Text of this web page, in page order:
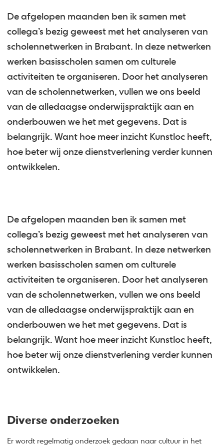
De afgelopen maanden ben ik samen met
collega’s bezig geweest met het analyseren van
scholennetwerken in Brabant. In deze netwerken
werken basisscholen samen om culturele
activiteiten te organiseren. Door het analyseren
van de scholennetwerken, vullen we ons beeld
van de alledaagse onderwijspraktijk aan en
onderbouwen we het met gegevens. Dat is
belangrijk. Want hoe meer inzicht Kunstloc heeft,
hoe beter wij onze dienstverlening verder kunnen
ontwikkelen.
De afgelopen maanden ben ik samen met
collega’s bezig geweest met het analyseren van
scholennetwerken in Brabant. In deze netwerken
werken basisscholen samen om culturele
activiteiten te organiseren. Door het analyseren
van de scholennetwerken, vullen we ons beeld
van de alledaagse onderwijspraktijk aan en
onderbouwen we het met gegevens. Dat is
belangrijk. Want hoe meer inzicht Kunstloc heeft,
hoe beter wij onze dienstverlening verder kunnen
ontwikkelen.
Diverse onderzoeken
Er wordt regelmatig onderzoek gedaan naar cultuur in het